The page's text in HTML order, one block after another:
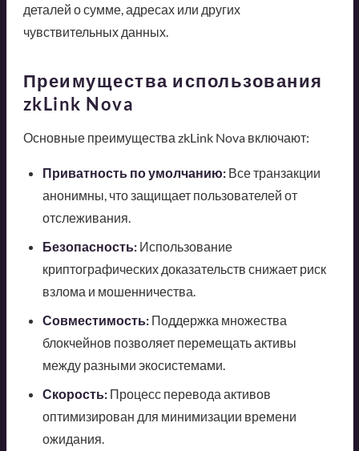
деталей о сумме, адресах или других
чувствительных данных.
Преимущества использования
zkLink Nova
Основные преимущества zkLink Nova включают:
Приватность по умолчанию:Все транзакции
анонимны, что защищает пользователей от
отслеживания.
Безопасность:Использование
криптографических доказательств снижает риск
взлома и мошенничества.
Совместимость:Поддержка множества
блокчейнов позволяет перемещать активы
между разными экосистемами.
Скорость:Процесс перевода активов
оптимизирован для минимизации времени
ожидания.